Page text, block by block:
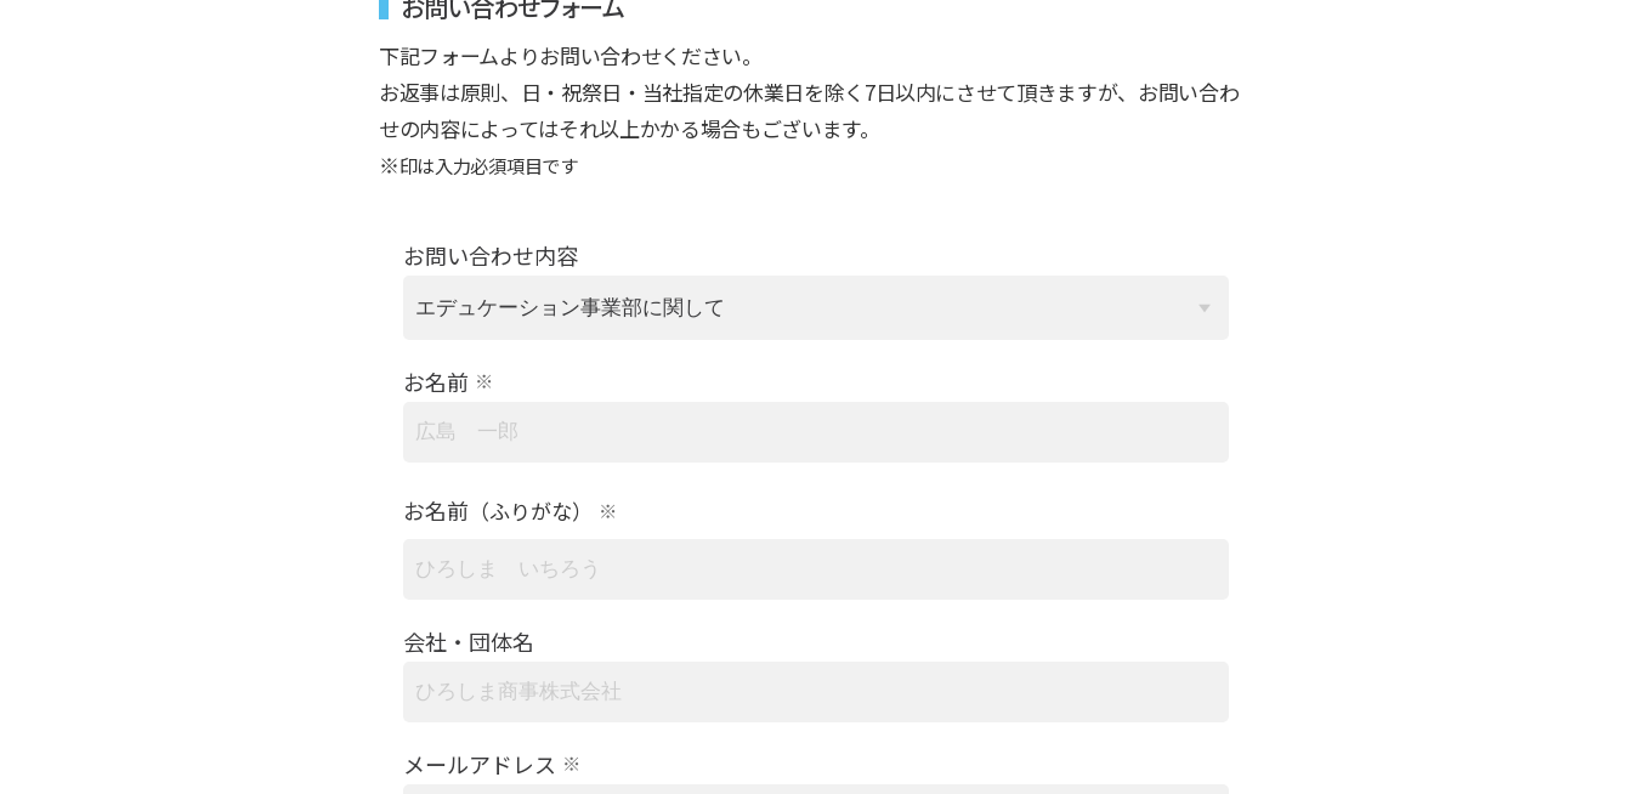
下記フォームよりお問い合わせください。
お返事は原則、日・祝祭日・当社指定の休業日を除く7日以内にさせて頂きますが、お問い合わ
せの内容によってはそれ以上かかる場合もございます。
※印は入力必須項目です
お問い合わせ内容
お名前 ※
お名前 （ふりがな） ※
会社・団体名
メールアドレス ※